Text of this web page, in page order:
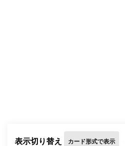
表示切り替え カード形式で表示